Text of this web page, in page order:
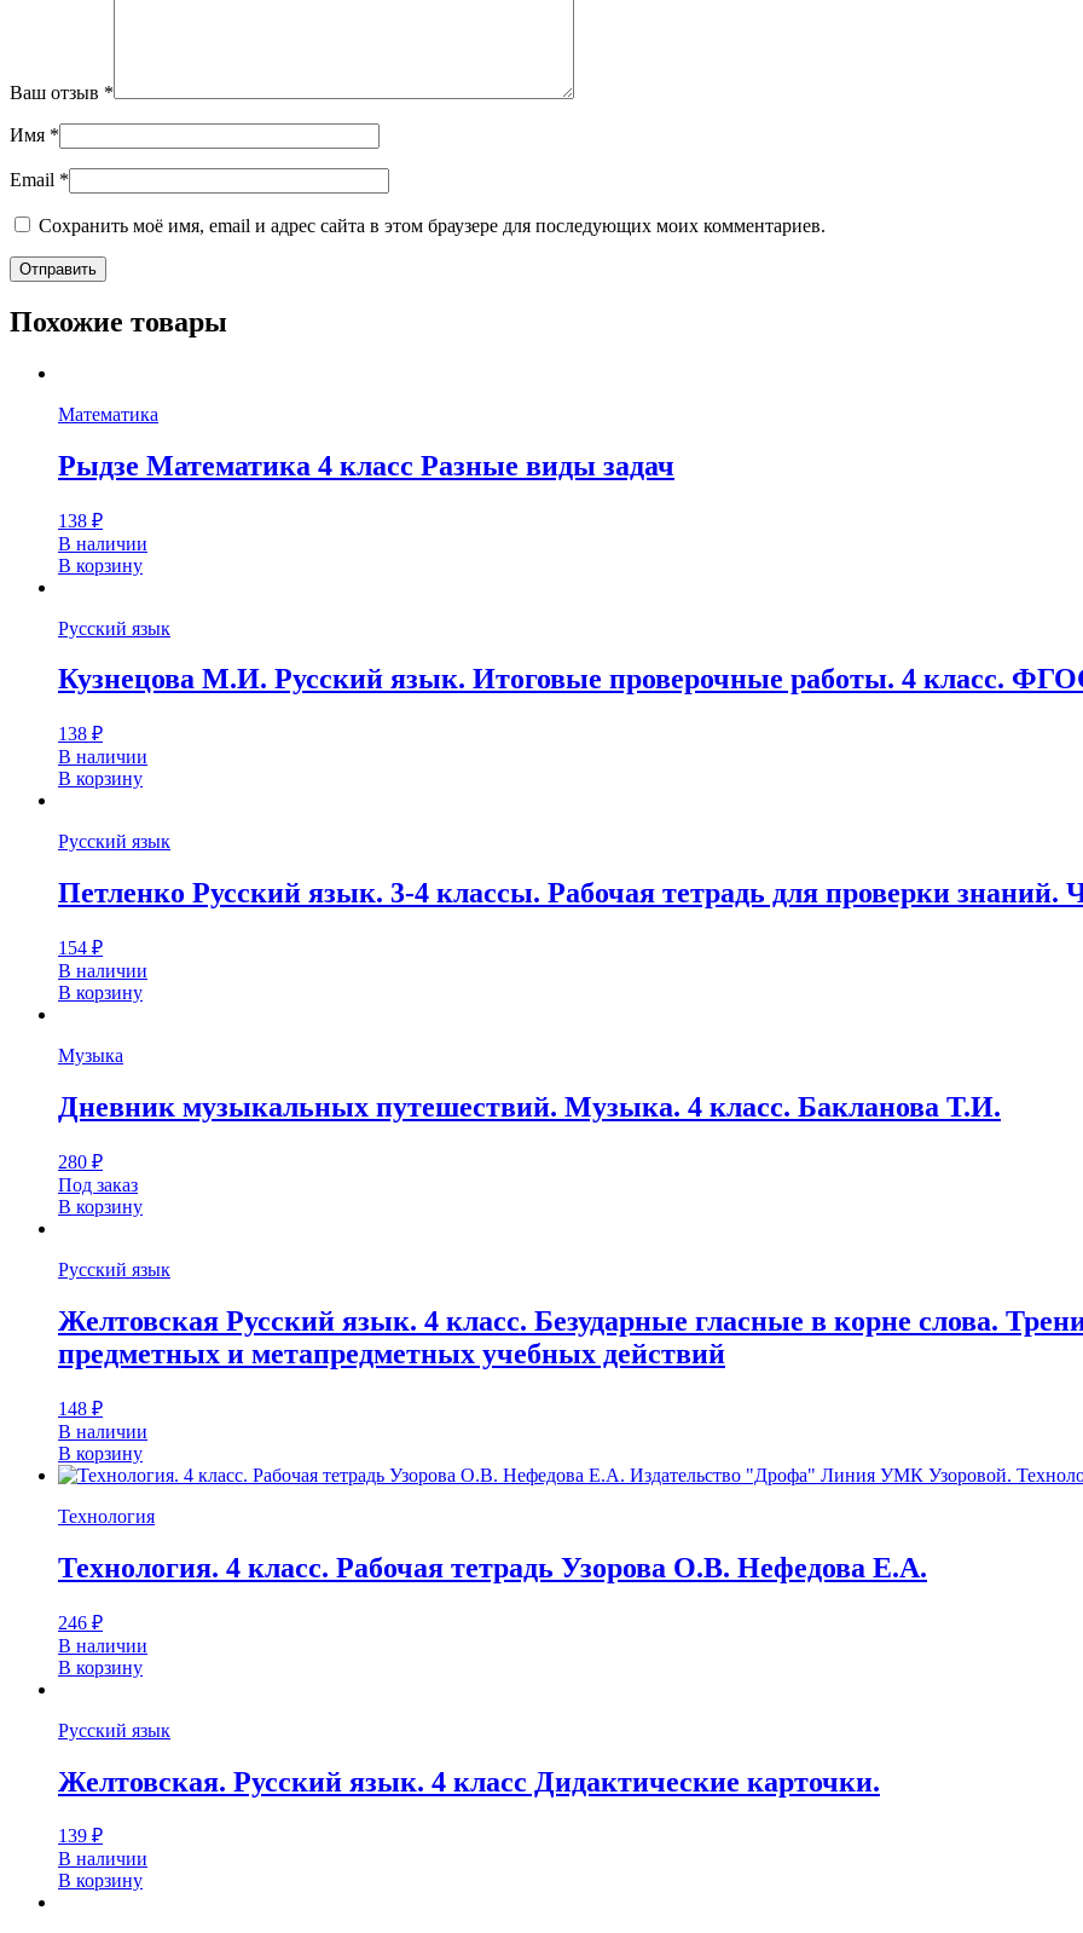
Ваш отзыв *
Имя *
Email *
Сохранить моё имя, email и адрес сайта в этом браузере для последующих моих комментариев.
Похожие товары
Математика
Рыдзе Математика 4 класс Разные виды задач
138 ₽
В наличии
В корзину
Русский язык
Кузнецова М.И. Русский язык. Итоговые проверочные работы. 4 класс.
138 ₽
В наличии
В корзину
Русский язык
Петленко Русский язык. 3-4 классы. Рабочая тетрадь для проверки знаний.
154 ₽
В наличии
В корзину
Музыка
Дневник музыкальных путешествий. Музыка. 4 класс. Бакланова Т.И.
280 ₽
Под заказ
В корзину
Русский язык
Желтовская Русский язык. 4 класс. Безударные гласные в корне слова.
предметных и метапредметных учебных действий
148 ₽
В наличии
В корзину
Технология
Технология. 4 класс. Рабочая тетрадь Узорова О.В. Нефедова Е.А.
246 ₽
В наличии
В корзину
Русский язык
Желтовская. Русский язык. 4 класс Дидактические карточки.
139 ₽
В наличии
В корзину